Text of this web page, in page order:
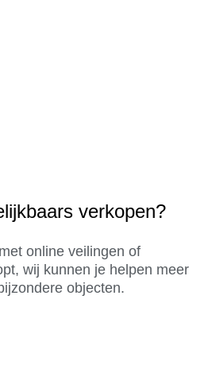
verkopen?
online veilingen of
wij kunnen je helpen meer
objecten.